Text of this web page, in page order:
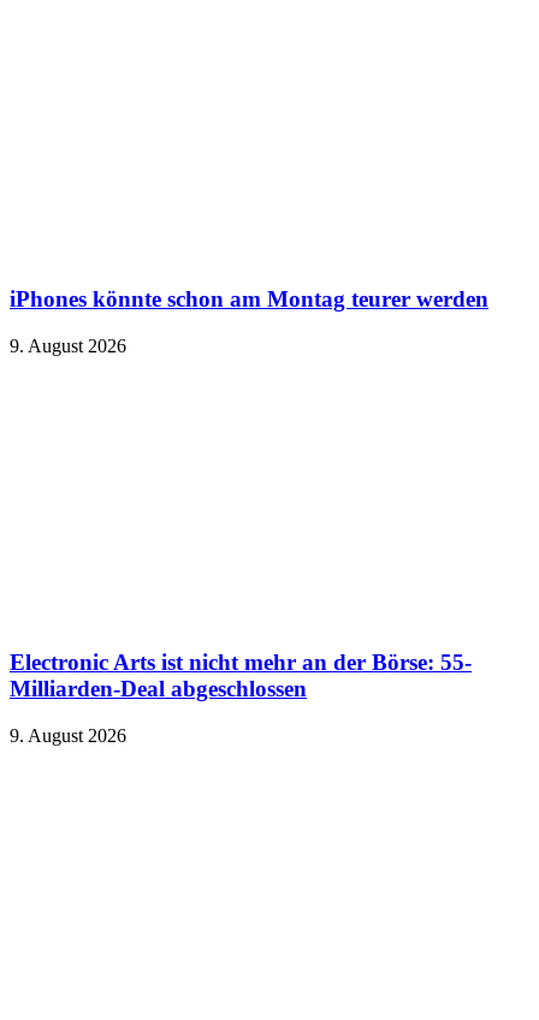
iPhones könnte schon am Montag teurer werden
9. August 2026
Electronic Arts ist nicht mehr an der Börse: 55-
Milliarden-Deal abgeschlossen
9. August 2026